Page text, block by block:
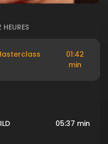
01:42
min
05:37 min